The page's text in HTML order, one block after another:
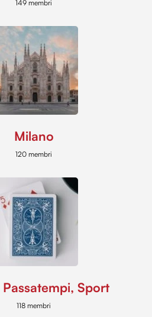
149 membri
Milano
120 membri
Sport
118 membri